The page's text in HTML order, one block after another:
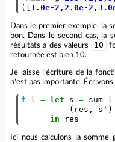
([ 1.0e-2 , 2.0e-2 ,
Dans le premier exemple, la
bon. Dans le second cas, la
résultats a des valeurs
10
retournée est bien 10.
Je laisse l'écriture de la
n'est pas importante.
f l = let s = sum l
( res , s' )
in
res
Ici nous calculons la somme